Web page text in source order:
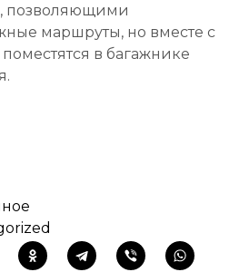
позволяющими
маршруты, но вместе с
в багажнике